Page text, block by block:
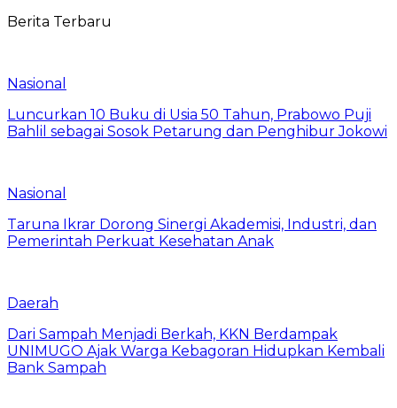
Berita Terbaru
Nasional
Luncurkan 10 Buku di Usia 50 Tahun, Prabowo Puji
Bahlil sebagai Sosok Petarung dan Penghibur Jokowi
Nasional
Taruna Ikrar Dorong Sinergi Akademisi, Industri, dan
Pemerintah Perkuat Kesehatan Anak
Daerah
Dari Sampah Menjadi Berkah, KKN Berdampak
UNIMUGO Ajak Warga Kebagoran Hidupkan Kembali
Bank Sampah